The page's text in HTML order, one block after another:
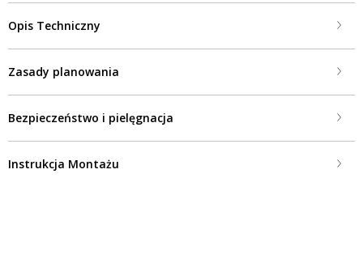
Opis Techniczny
Zasady planowania
Bezpieczeństwo i pielęgnacja
Instrukcja Montażu